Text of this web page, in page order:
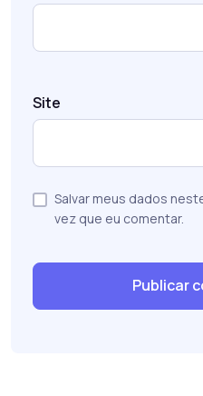
Site
Salvar meus dados
vez que eu comentar.